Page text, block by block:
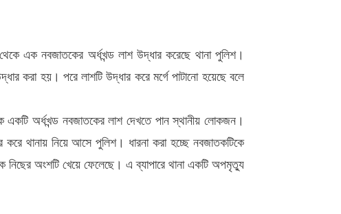
এক নবজাতকের অর্ধখন্ড লাশ উদ্ধার করেছে থানা পুলিশ।
করা হয়। পরে লাশটি উদ্ধার করে মর্গে পাটানো হয়েছে বলে
একটি অর্ধখন্ড নবজাতকের লাশ দেখতে পান স্থানীয় লোকজন।
করে থানায় নিয়ে আসে পুলিশ। ধারনা করা হচ্ছে নবজাতকটিকে
নিছের অংশটি খেয়ে ফেলেছে। এ ব্যাপারে থানা একটি অপমৃত্যু